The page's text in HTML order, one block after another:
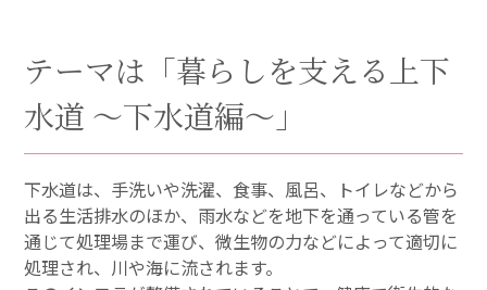
テーマは「暮らしを支える上下
水道 ～下水道編～」
下水道は、手洗いや洗濯、食事、風呂、トイレなどから
出る生活排水のほか、雨水などを地下を通っている管を
通じて処理場まで運び、微生物の力などによって適切に
処理され、川や海に流されます。